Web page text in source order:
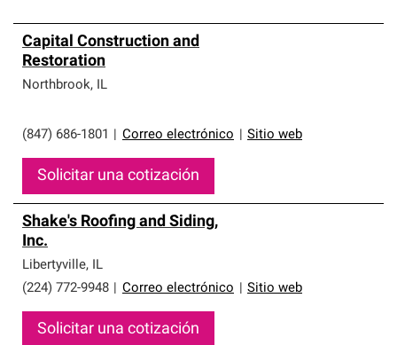
Capital Construction and
Restoration
Northbrook, IL
(847) 686-1801 Correo electrónico Sitio web
Solicitar una cotización
Shake's Roofing and Siding,
Inc.
Libertyville, IL
(224) 772-9948
Correo electrónico Sitio web
Solicitar una cotización